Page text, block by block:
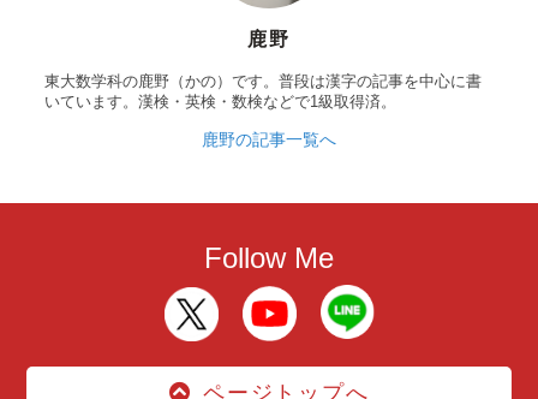
鹿野
東大数学科の鹿野（かの）です。普段は漢字の記事を中心に書
いています。漢検・英検・数検などで1級取得済。
鹿野の記事一覧へ
Follow Me
ページトップへ